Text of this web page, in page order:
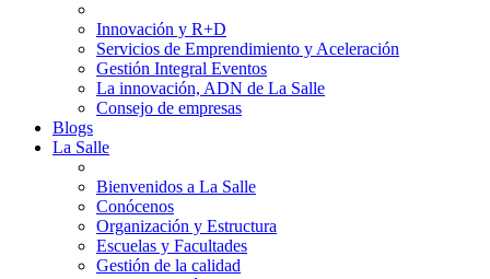
Innovación y R+D
Servicios de Emprendimiento y Aceleración
Gestión Integral Eventos
La innovación, ADN de La Salle
Consejo de empresas
Blogs
La Salle
Bienvenidos a La Salle
Conócenos
Organización y Estructura
Escuelas y Facultades
Gestión de la calidad